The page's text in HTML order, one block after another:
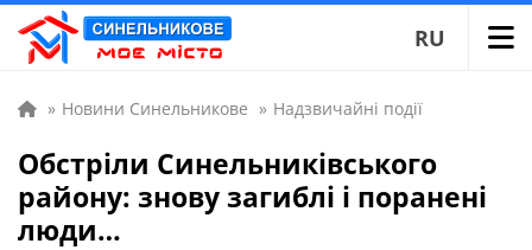
RU
» Новини Синельникове » Надзвичайні події
Обстріли Синельниківського
району: знову загиблі і поранені
люди…